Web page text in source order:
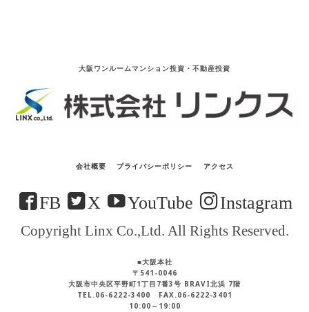
大阪ワンルームマンション投資・不動産投資
会社概要 プライバシーポリシー アクセス
FB X YouTube Instagram
Copyright Linx Co.,Ltd. All Rights Reserved.
■大阪本社
〒541-0046
大阪市中央区平野町1丁目7番3号 BRAVI北浜 7階
TEL.06-6222-3400 FAX.06-6222-3401
10:00～19:00